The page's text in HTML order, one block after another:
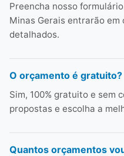
Preencha nosso
Minas Gerais entrarão
detalhados.
O orçamento é gratuito?
Sim, 100% gratuito e sem
propostas e escolha a
Quantos orçamentos